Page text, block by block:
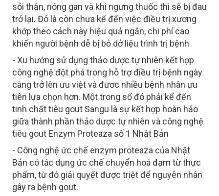
sỏi thận, nóng gan và khi ngưng thuốc thì sẽ bị đau
trở lại. Đó là còn chưa kể đến việc điều trị xương
khớp theo cách này hiệu quả ngắn, chi phí cao
khiến người bệnh dễ bị bỏ dở liệu trình trị bệnh
- Xu hướng sử dụng thảo dược tự nhiên kết hợp
công nghệ đột phá trong hỗ trợ điều trị bệnh ngày
càng trở lên ưu việt và đươc nhiều bệnh nhân ưu
tiên lựa chọn hơn. Một trong số đó phải kể đến
tinh chất tiêu gout Sangu là sự kết hợp hoàn hảo
giữa thành phần thảo dược tự nhiên và công nghệ
tiêu gout Enzym Proteaza số 1 Nhật Bản
- Công nghệ ức chế enzym proteaza của Nhật
Bản có tác dụng ức chế chuyển hoá đạm từ thực
phẩm, từ đó giải quyết được triệt để nguyên nhân
gây ra bệnh gout.